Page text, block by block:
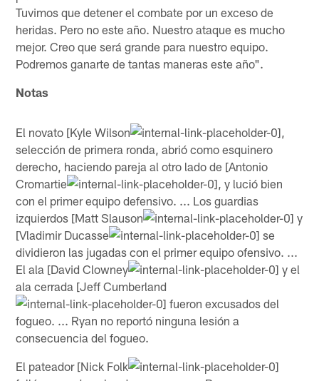
Tuvimos que detener el combate por un exceso de
heridas. Pero no este año. Nuestro ataque es mucho
mejor. Creo que será grande para nuestro equipo.
Podremos ganarte de tantas maneras este año".
Notas
El novato [Kyle Wilson
selección de primera ronda, abrió como esquinero
derecho, haciendo pareja al otro lado de [Antonio
Cromartie
, y lució bien
con el primer equipo defensivo. ... Los guardias
izquierdos [Matt Slauson
y
[Vladimir Ducasse
se
dividieron las jugadas con el primer equipo ofensivo. ...
El ala [David Clowney
y el
ala cerrada [Jeff Cumberland
fueron excusados del
fogueo. ... Ryan no reportó ninguna lesión a
consecuencia del fogueo.
El pateador [Nick Folk